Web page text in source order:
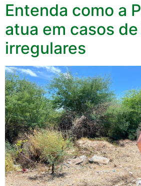
Entenda como a
atua em casos
irregulares